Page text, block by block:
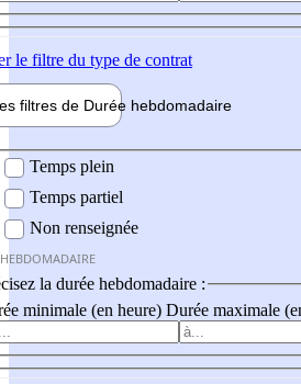
le filtre du type de contrat
filtres de Durée hebdomadaire
Temps plein
Temps partiel
Non renseignée
la durée hebdomadaire :
minimale (en heure) Durée maximale